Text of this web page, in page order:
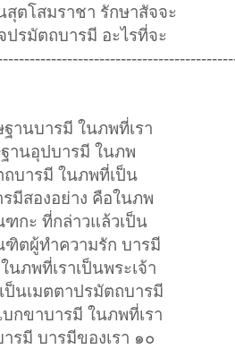
สุตโสมราชา รักษาสัจจะ
รมัตถบารมี อะไรที่จะ
านบารมี ในภพที่เรา
านอุปบารมี ในภพ
บารมี ในภพที่เป็น
มีสองอย่าง คือในภพ
กะ ที่กล่าวแล้วเป็น
ตผู้ทำความรัก บารมี
ภพที่เราเป็นพระเจ้า
ป็นเมตตาปรมัตถบารมี
กขาบารมี ในภพที่เรา
รมี บารมีของเรา ๑๐